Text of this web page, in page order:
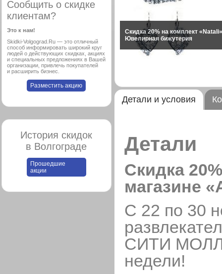
Сообщить о скидке
клиентам?
Это к нам!
Skidki-Volgograd.Ru — это отличный
способ информировать широкий круг
людей о действующих скидках, акциях
и специальных предложениях в Вашей
организации, привлечь покупателей
и расширить бизнес.
Разместить акцию
История скидок
в Волгограде
Прошедшие
акции
Скидка 20% на комплект
Ювелирная бижутерия
Детали и условия
Детали
Скидка
магазине
С 22 по 30
СИТИ
недели!